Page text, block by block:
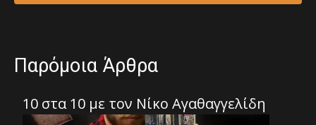
Παρόμοια Άρθρα
10 στα 10 με τον Νίκο Αγαθαγγελίδη